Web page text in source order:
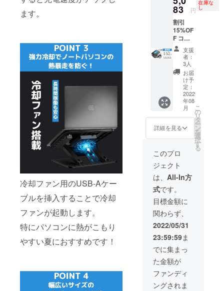
ます。
冷却ファン用のUSB-Aケー
ブルを挿入することで冷却
ファンが起動します。
特にパソコンに熱がこもり
やすい夏におすすめです！
り出荷
時期が
遅れる
場合、
早急に
ご連絡
致しま
す。
nd × 2
台 ■取
扱説明
書(保証
書) × 2
冊 ■六
角レン
チ × 2個
■すべり
止め × 8
※USB-
Aポート
を搭載
してい
るパソ
ます。
※製造状
況によ
り出荷
時期が
遅れる
場合、
早急に
ご連絡
致しま
す。
83 円
在庫な
し
割引
15%OF
F コー
ス 定価
5,980円
5,083円
（税・
送料
込） 配
送時
期：
2022年
8月予定
【内
容】
■Flexta
nd × 1
台 ■取
扱説明
書(保証
書) × 1
冊 ■六
角レン
チ × 1個
■すべり
止め × 4
個
※USB-
Aポート
を搭載
してい
るパソ
コン用
支援
者：
3人
お届
け予
定：
2022
年08
月
詳細を見る
こ
の
リ
タ
ー
ン
を
選
択
す
る
このプロ
ジェクト
は、 All-In方
式です。
目標金額に
関わらず、
2022/05/31
23:59:59ま
でに集まっ
た金額が
ファンディ
ングされま